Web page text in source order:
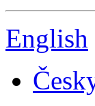
English